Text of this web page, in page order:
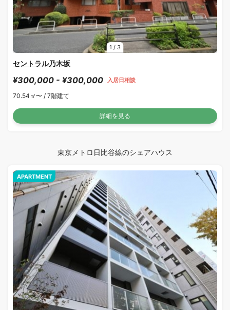
1 / 3
セントラル乃木坂
¥300,000 - ¥300,000 入居日相談
70.54㎡〜 / 7階建て
詳細を見る
東京メトロ日比谷線のシェアハウス
APARTMENT